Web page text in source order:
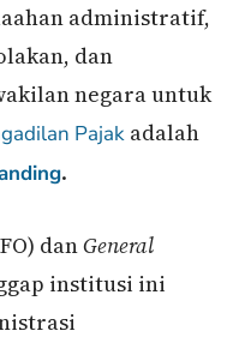
administratif,
dan
negara untuk
Pajak adalah
.
danGeneral
institusi ini